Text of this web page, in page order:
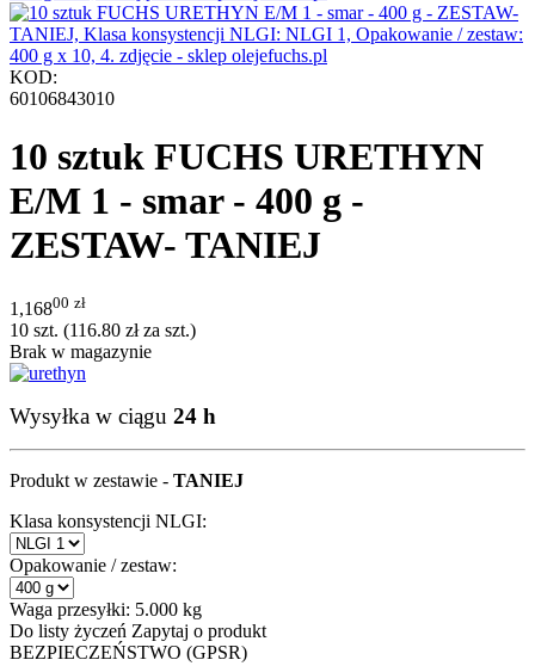
KOD:
60106843010
10 sztuk FUCHS URETHYN
E/M 1 - smar - 400 g -
ZESTAW- TANIEJ
1,16800 zł
10 szt. (116.80 złza szt.)
Brak w magazynie
Wysyłka w ciągu 24 h
Produkt w zestawie - TANIEJ
Klasa konsystencji NLGI:
Opakowanie / zestaw:
Waga przesyłki: 5.000 kg
Do listy życzeń Zapytaj o produkt
BEZPIECZEŃSTWO (GPSR)